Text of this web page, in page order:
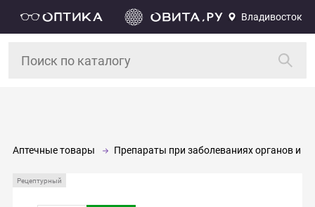
Владивосток
Аптечные товары Препараты при заболеваниях органов и
Рецептурный